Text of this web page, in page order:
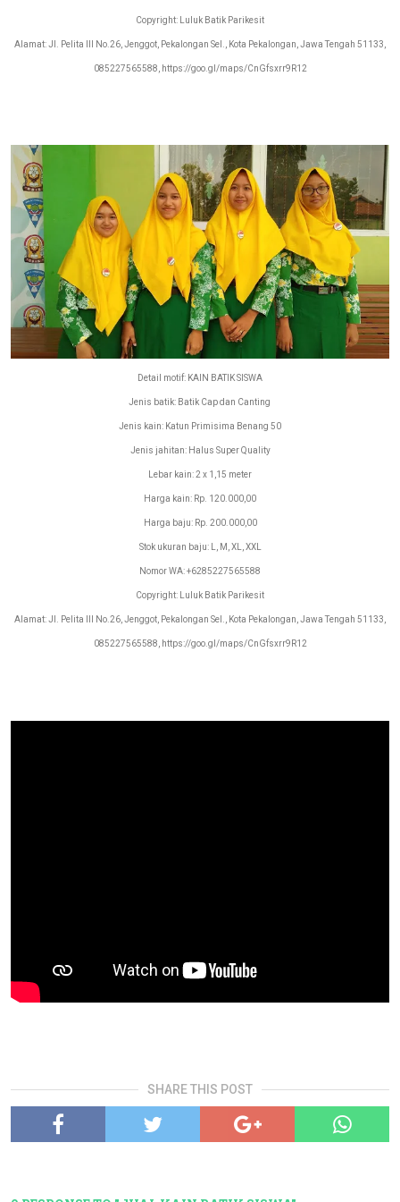
Copyright: Luluk Batik Parikesit
Alamat: Jl. Pelita III No.26, Jenggot, Pekalongan Sel., Kota Pekalongan, Jawa Tengah 51133,
085227565588, https://goo.gl/maps/CnGfsxrr9R12
Detail motif: KAIN BATIK SISWA
Jenis batik: Batik Cap dan Canting
Jenis kain: Katun Primisima Benang 50
Jenis jahitan: Halus Super Quality
Lebar kain: 2 x 1,15 meter
Harga kain: Rp. 120.000,00
Harga baju: Rp. 200.000,00
Stok ukuran baju: L, M, XL, XXL
Nomor WA: +6285227565588
Copyright: Luluk Batik Parikesit
Alamat: Jl. Pelita III No.26, Jenggot, Pekalongan Sel., Kota Pekalongan, Jawa Tengah 51133,
085227565588, https://goo.gl/maps/CnGfsxrr9R12
SHARE THIS POST